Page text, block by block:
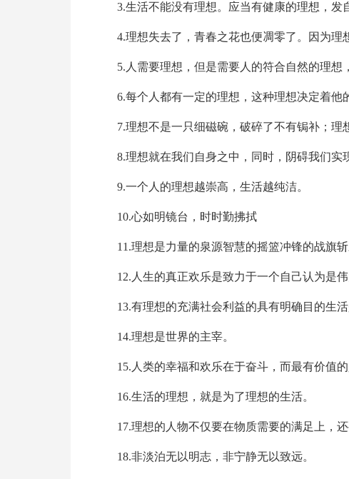
3.生活不能没有理想。应当有健康的理想，发
4.理想失去了，青春之花也便凋零了。因为理
5.人需要理想，但是需要人的符合自然的理想
6.每个人都有一定的理想，这种理想决定着他
7.理想不是一只细磁碗，破碎了不有锔补；理
8.理想就在我们自身之中，同时，阴碍我们实
9.一个人的理想越崇高，生活越纯洁。
10.心如明镜台，时时勤拂拭
11.理想是力量的泉源智慧的摇篮冲锋的战旗斩
12.人生的真正欢乐是致力于一个自己认为是伟
13.有理想的充满社会利益的具有明确目的生
14.理想是世界的主宰。
15.人类的幸福和欢乐在于奋斗，而最有价值
16.生活的理想，就是为了理想的生活。
17.理想的人物不仅要在物质需要的满足上，
18.非淡泊无以明志，非宁静无以致远。